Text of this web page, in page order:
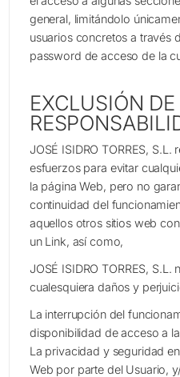
general, limitándolo
usuarios concretos a través
password de acceso de la
EXCLUSIÓN DE
JOSÉ ISIDRO TORRES,
esfuerzos para evitar
la página Web, pero no
continuidad del
aquellos otros sitios web
un Link, así como,
JOSÉ ISIDRO TORRES,
cualesquiera daños y
La interrupción del
disponibilidad de acceso a
La privacidad y seguridad
Web por parte del Usuario,